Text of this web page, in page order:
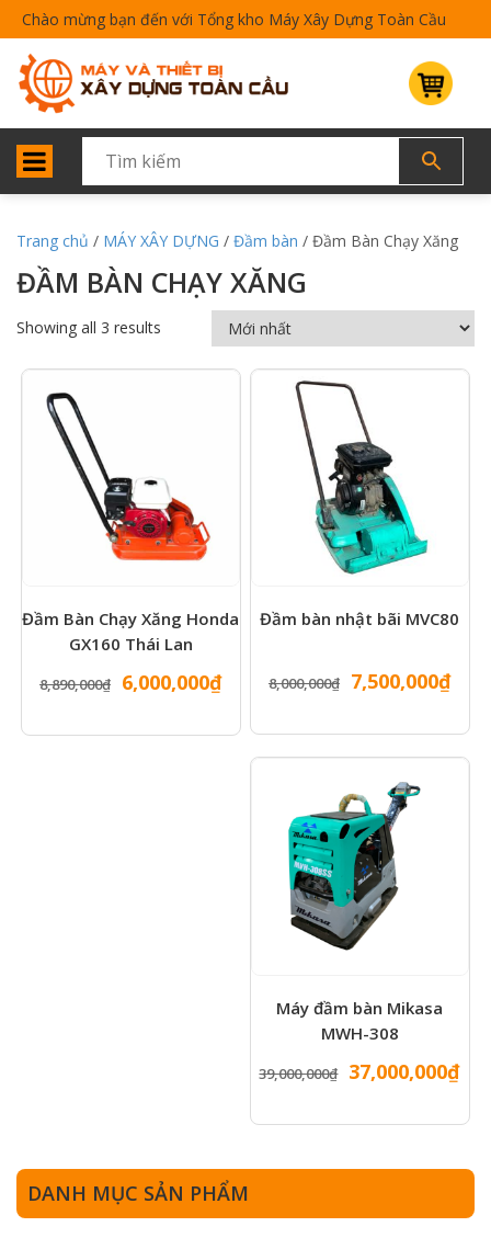
Chào mừng bạn đến với Tổng kho Máy Xây Dựng Toàn Cầu
Trang chủ / MÁY XÂY DỰNG / Đầm bàn / Đầm Bàn Chạy Xăng
ĐẦM BÀN CHẠY XĂNG
Showing all 3 results
Đầm Bàn Chạy Xăng Honda
GX160 Thái Lan
8,890,000₫
Giá
là:
6,000,000₫Giá
tại
Đầm bàn nhật bãi MVC80
8,000,000₫
Giá
là:
8,000,000₫.
7,500,000₫Giá
tại
là:
Máy đầm bàn Mikasa
MWH-308
39,000,000₫ Giá
là:
37,000,000₫Giá
tại
DANH MỤC SẢN PHẨM